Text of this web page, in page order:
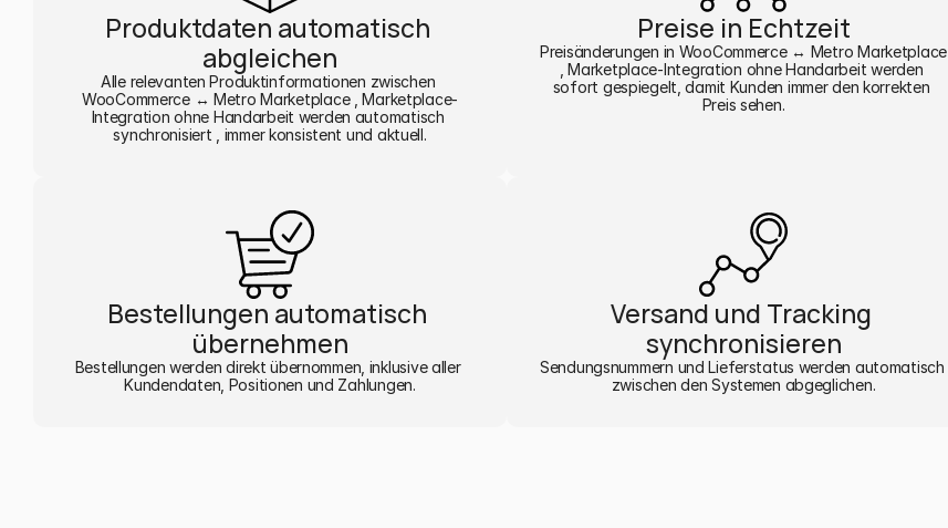
Produktdaten automatisch
abgleichen
Alle relevanten Produktinformationen zwischen
WooCommerce ↔ Metro Marketplace , Marketplace-
Integration ohne Handarbeit werden automatisch
synchronisiert , immer konsistent und aktuell.
Preise in Echtzeit
Preisänderungen in WooCommerce ↔ Metro Marketplace
, Marketplace-Integration ohne Handarbeit werden
sofort gespiegelt, damit Kunden immer den korrekten
Preis sehen.
Bestellungen automatisch
übernehmen
Bestellungen werden direkt übernommen, inklusive aller
Kundendaten, Positionen und Zahlungen.
Versand und Tracking
synchronisieren
Sendungsnummern und Lieferstatus werden automatisch
zwischen den Systemen abgeglichen.